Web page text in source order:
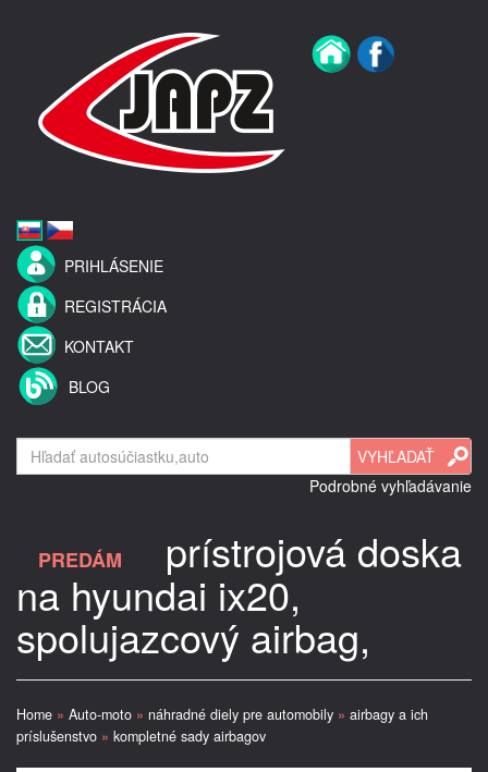
PRIHLÁSENIE
REGISTRÁCIA
KONTAKT
BLOG
Podrobné vyhľadávanie
PREDÁM prístrojová doska
na hyundai ix20,
spolujazcový airbag,
Home » Auto-moto » náhradné diely pre automobily » airbagy a ich
príslušenstvo » kompletné sady airbagov